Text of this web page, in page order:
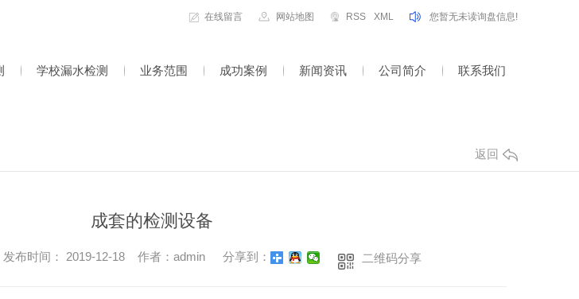
在线留言 网站地图 RSS XML 您暂无未读询盘信息!
学校漏水检测 业务范围 成功案例 新闻资讯 公司简介 联系我们
返回
成套的检测设备
布时间： 2019-12-18 作者：admin 分享到： 二维码分享